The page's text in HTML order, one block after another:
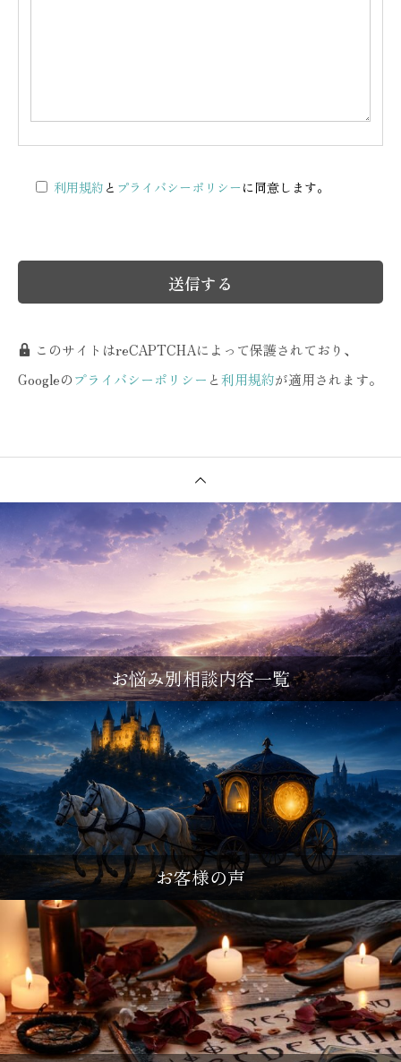
利用規約 と プライバシーポリシー に同意します。
このサイトはreCAPTCHAによって保護されており、
Googleのプライバシーポリシー と利用規約が適用されます。
お悩み別相談内容一覧
お客様の声